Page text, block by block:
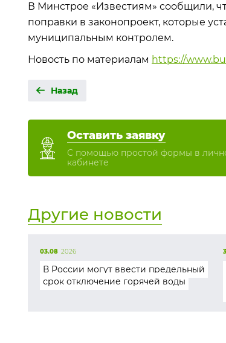
В Минстрое «Известиям» сообщили,
поправки в законопроект, которые
муниципальным контролем.
Новость по материалам https://
Назад
Оставить заявку
С помощью простой формы в
кабинете
Другие новости
03.08 2026
В России могут ввести предельный
срок отключение горячей воды